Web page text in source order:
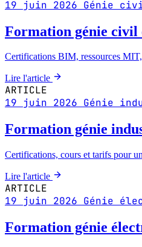
19 juin 2026 Génie
Formation génie civil
Certifications BIM, ressources
Lire l'article
ARTICLE
19 juin 2026 Génie
Formation génie
Certifications, cours et tarifs pour
Lire l'article
ARTICLE
19 juin 2026 Génie
Formation génie